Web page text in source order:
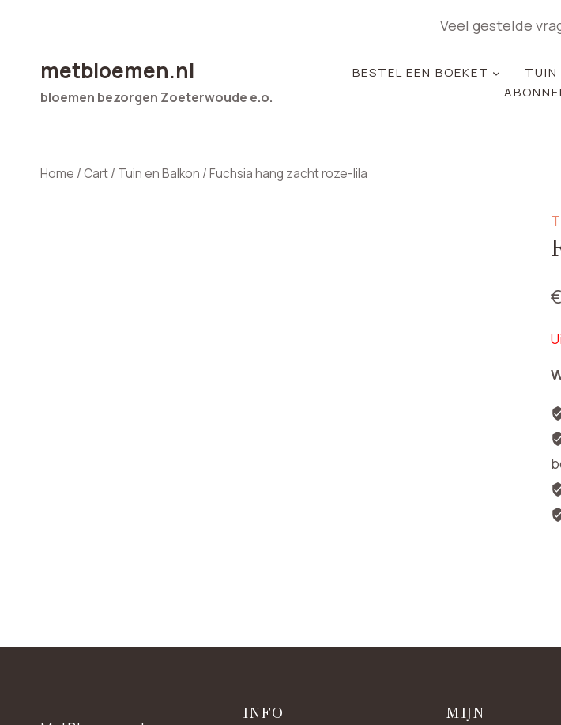
Veel gestelde
metbloemen.nl
bloemen bezorgen Zoeterwoude e.o.
BESTEL EEN BOEKET TUIN
Home / Cart/ Tuin en Balkon /Fuchsia hang zacht roze-lila
€
INFO MIJN